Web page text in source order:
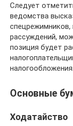
Следует
ведомства
спецрежимников,
рассуждений,
позиция будет
налогообложения.
Основные
Ходатайство